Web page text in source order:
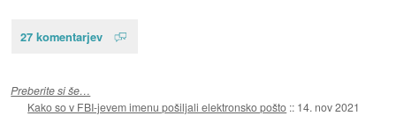
27 komentarjev
Preberite si še…
Kako so v FBI-jevem imenu pošiljali elektronsko pošto :: 14. nov 2021